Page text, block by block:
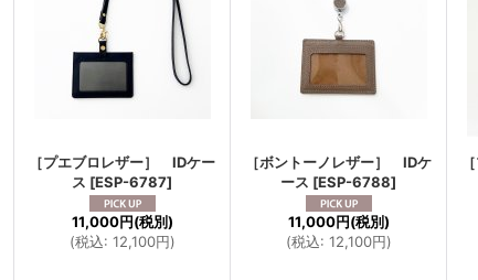
［プエブロレザー］ IDケー
ス [ESP-6787]
11,000円(税別)
(税込: 12,100円)
［ボントーノレザー］ IDケ
ース [ESP-6788]
11,000円(税別)
(税込: 12,100円)